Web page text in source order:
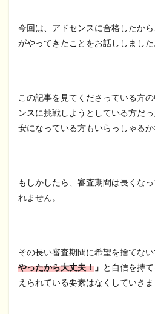
今回は、アドセンスに合格したか
がやってきたことをお話ししました
この記事を見てくださっている方
ンスに挑戦しようとしている方だ
安になっている方もいらっしゃるか
もしかしたら、審査期間は長くな
れません。
その長い審査期間に希望を捨てない
やったから大丈夫！ 」 と自信を持
えられている要素はなくしていきま